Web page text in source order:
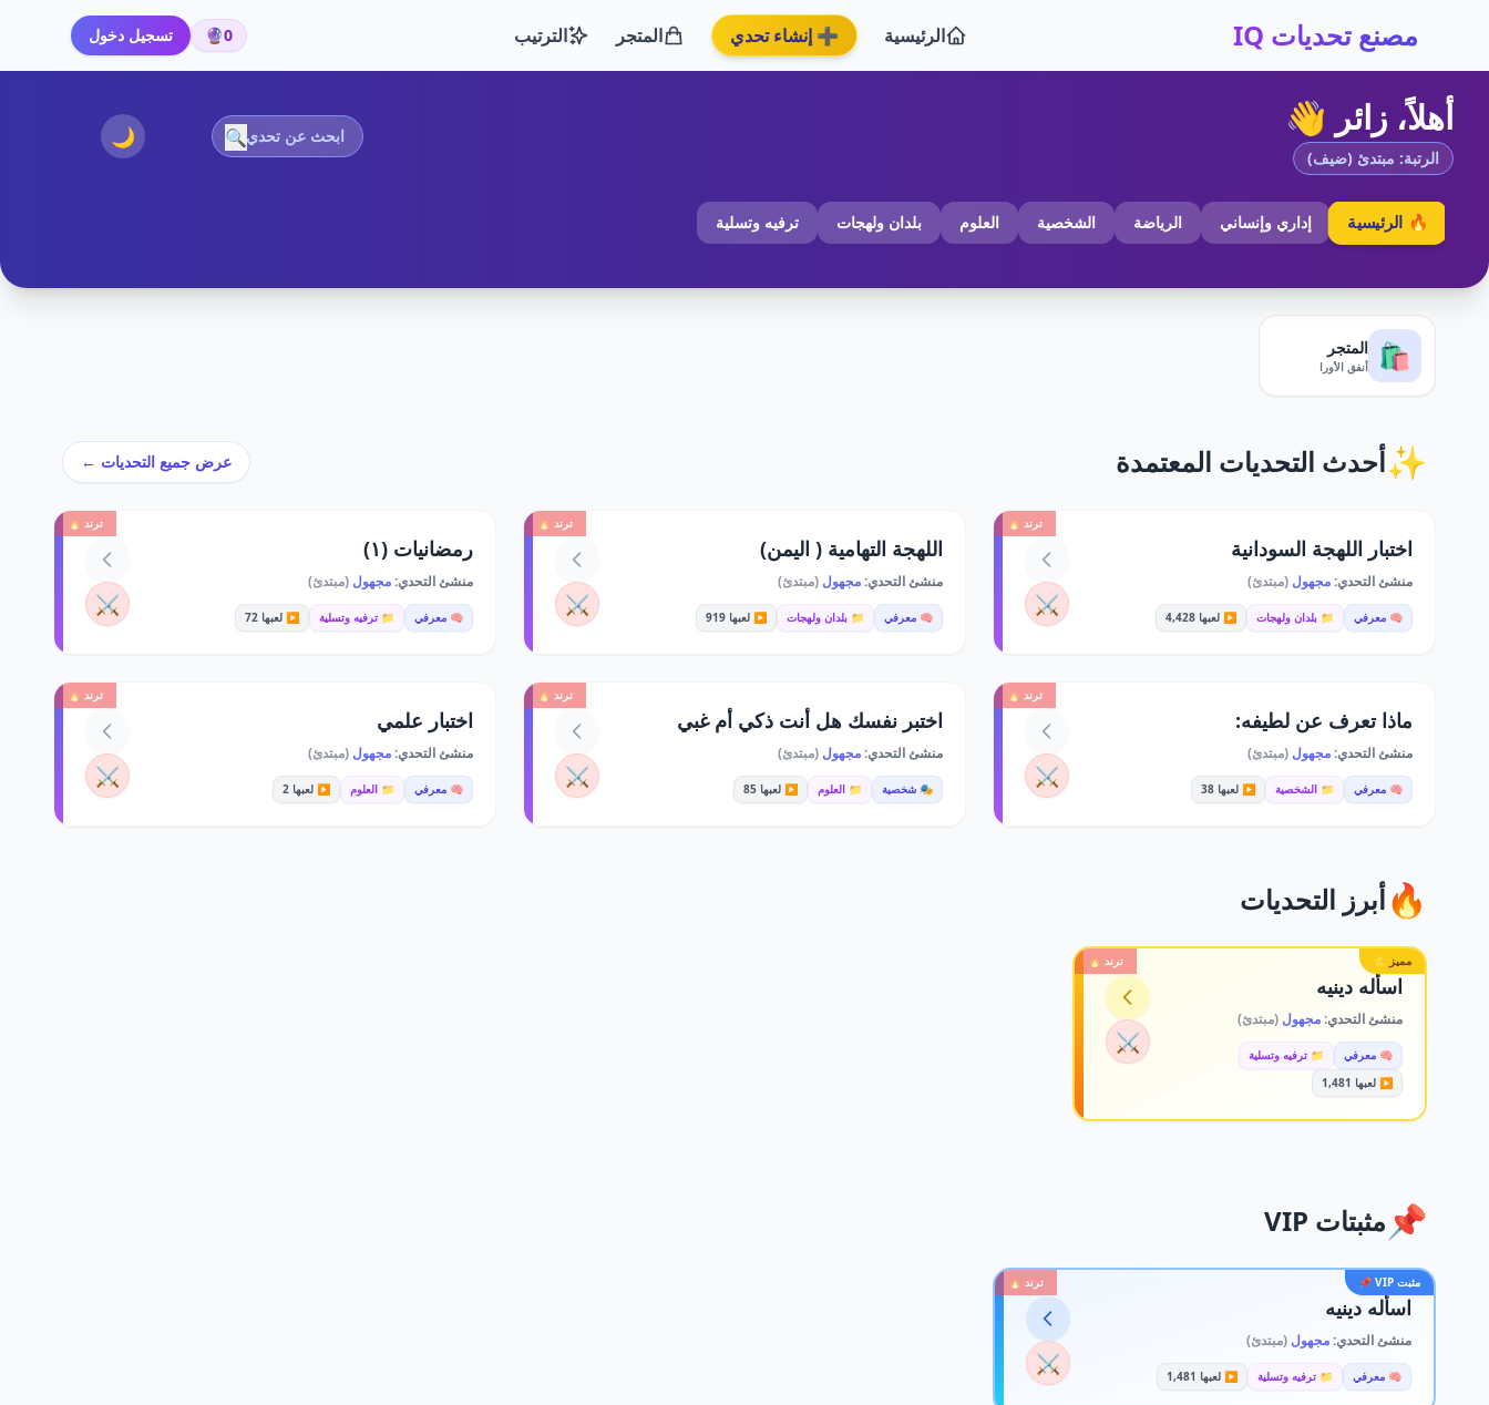
مصنع تحديات IQ الرئيسية ➕ إنشاء تحدي المتجر الترتيب 0
🔮 تسجيل دخول
أهلاً، زائر 👋
الرتبة: مبتدئ (ضيف)
🔍
🌙
🔥 الرئيسية إداري وإنساني الرياضة الشخصية العلوم بلدان ولهجات ترفيه وتسلية
🛍️ المتجر
أنفق الأورا
✨أحدث التحديات المعتمدة عرض جميع التحديات ←
ترند 🔥
اختبار اللهجة السودانية
منشئ التحدي:مجهول (مبتدئ)
🧠 معرفي 📁 بلدان ولهجات ▶️ لعبها 4,428 ⚔️
ترند 🔥
اللهجة التهامية ( اليمن)
منشئ التحدي:مجهول (مبتدئ)
🧠 معرفي 📁 بلدان ولهجات ▶️ لعبها 919 ⚔️
ترند 🔥
رمضانيات (١)
منشئ التحدي:مجهول (مبتدئ)
🧠 معرفي 📁 ترفيه وتسلية ▶️ لعبها 72 ⚔️
ترند 🔥
ماذا تعرف عن لطيفه:
منشئ التحدي:مجهول (مبتدئ)
🧠 معرفي 📁 الشخصية ▶️ لعبها 38 ⚔️
ترند 🔥
اختبر نفسك هل أنت ذكي أم غبي
منشئ التحدي:مجهول (مبتدئ)
🎭 شخصية 📁 العلوم ▶️ لعبها 85 ⚔️
ترند 🔥
اختبار علمي
منشئ التحدي:مجهول (مبتدئ)
🧠 معرفي 📁 العلوم ▶️ لعبها 2 ⚔️
🔥أبرز التحديات
مميز ⭐ ترند 🔥
اسأله دينيه
منشئ التحدي:مجهول (مبتدئ)
🧠 معرفي
📁 ترفيه وتسلية
▶️ لعبها 1,481
⚔️
📌 مثبتات VIP
مثبت VIP 📌 ترند 🔥
اسأله دينيه
منشئ التحدي:مجهول (مبتدئ)
🧠 معرفي 📁 ترفيه وتسلية ▶️ لعبها 1,481 ⚔️